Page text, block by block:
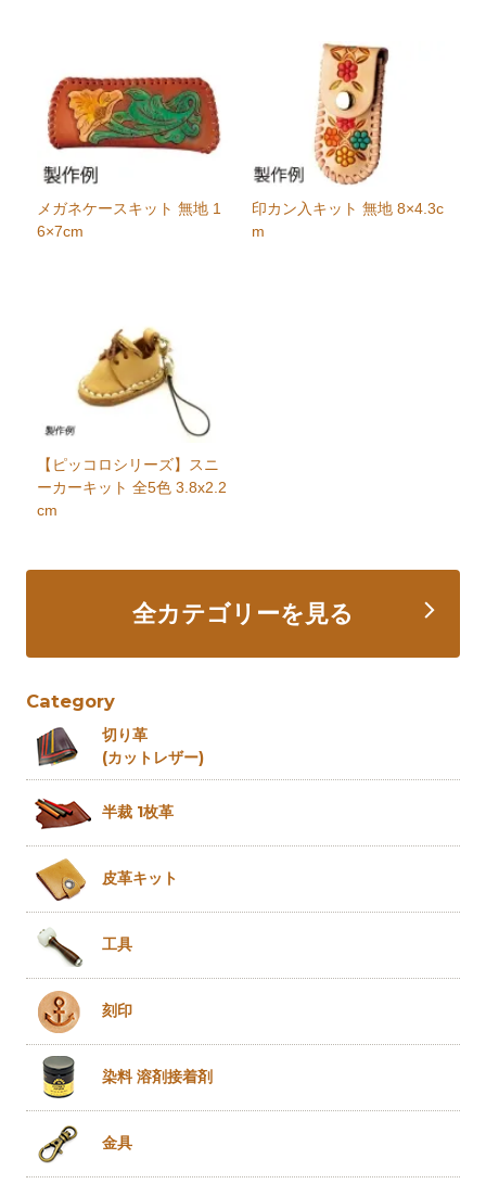
メガネケースキット 無地 1
6×7cm
印カン入キット 無地 8×4.3c
m
【ピッコロシリーズ】スニ
ーカーキット 全5色 3.8x2.2
cm
全カテゴリーを見る
Category
切り革
(カットレザー)
半裁 1枚革
皮革キット
工具
刻印
染料 溶剤接着剤
金具